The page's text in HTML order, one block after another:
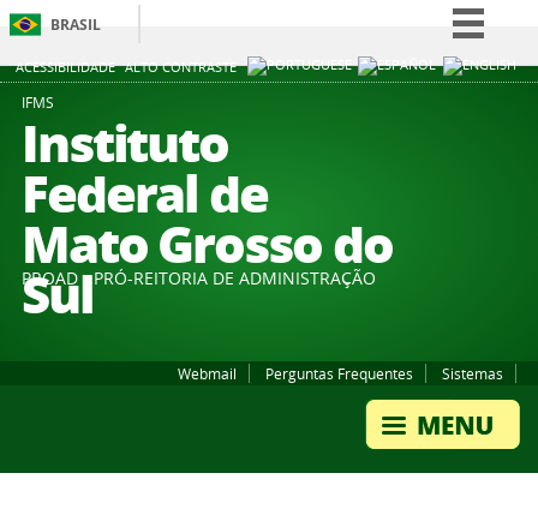
ACESSIBILIDADE ALTO CONTRASTE
BRASIL
Simplifique!
Canais
IFMS
Instituto
Federal de
Mato Grosso do
Sul
PROAD - PRÓ-REITORIA DE ADMINISTRAÇÃO
Webmail Perguntas Frequentes Sistemas